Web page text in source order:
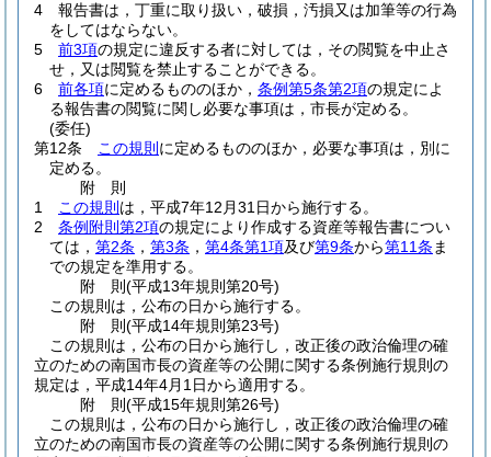
4
報告書は，丁重に取り扱い，破損，汚損又は加筆等の行為
をしてはならない。
5
前3項の規定に違反する者に対しては，その閲覧を中止さ
せ，又は閲覧を禁止することができる。
6
前各項に定めるもののほか， 条例第5条第2項の規定によ
る報告書の閲覧に関し必要な事項は，市長が定める。
(委任)
第12条
この規則 に定めるもののほか，必要な事項は，別に
定める。
附 則
1
この規則 は，平成7年12月31日から施行する。
2
条例附則第2項の規定により作成する資産等報告書につい
ては， 第2条 ， 第3条 ， 第4条第1項及び第9条から第11条 ま
での規定を準用する。
附 則(平成13年規則第20号)
この規則は，公布の日から施行する。
附 則(平成14年規則第23号)
この規則は，公布の日から施行し，改正後の政治倫理の確
立のための南国市長の資産等の公開に関する条例施行規則の
規定は，平成14年4月1日から適用する。
附 則(平成15年規則第26号)
この規則は，公布の日から施行し，改正後の政治倫理の確
立のための南国市長の資産等の公開に関する条例施行規則の